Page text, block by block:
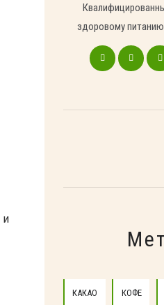
и
здоровому
КАКАО КОФЕ